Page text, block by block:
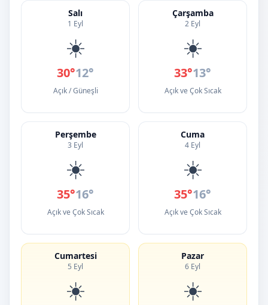
Salı
1 Eyl
☀️
30°12°
Açık / Güneşli
Çarşamba
2 Eyl
☀️
33°13°
Açık ve Çok Sıcak
Perşembe
3 Eyl
☀️
35°16°
Açık ve Çok Sıcak
Cuma
4 Eyl
☀️
35°16°
Açık ve Çok Sıcak
Cumartesi
5 Eyl
☀️
Pazar
6 Eyl
☀️